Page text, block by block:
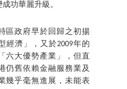
功華麗升級。
區政府早於回歸之初揚
經濟」，又於2009年的
六大優勢產業」，但直
仍舊依賴金融服務業及
幾乎毫無進展，未能表